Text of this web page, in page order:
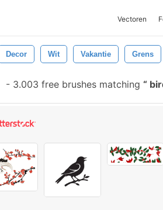
Vectoren
Decor Wit Vakantie Grens
- 3.003 free brushes matching